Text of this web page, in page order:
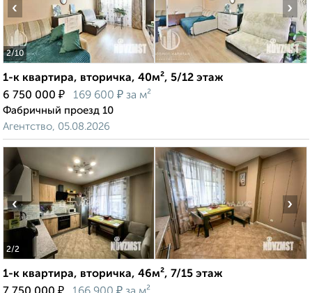
2/10
‹ ›
1-к квартира, вторичка, 40м², 5/12 этаж
6 750 000 ₽ 169 600 ₽ за м²
Фабричный проезд 10
Агентство, 05.08.2026
2/2
‹ ›
1-к квартира, вторичка, 46м², 7/15 этаж